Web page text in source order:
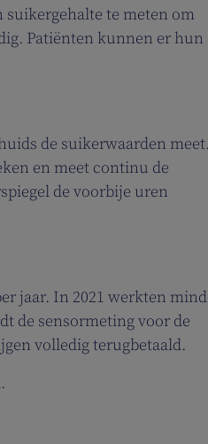
suikergehalte te meten om
Patiënten kunnen er hun
de suikerwaarden
en meet continu de
de voorbije uren
jaar. In 2021 werkten
de sensormeting voor de
volledig terugbetaald.